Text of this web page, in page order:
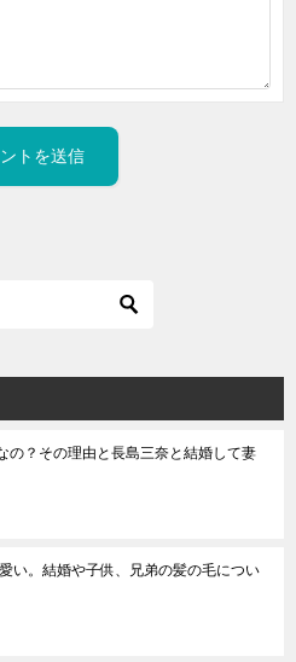
の？その理由と長島三奈と結婚して妻
い。結婚や子供、兄弟の髪の毛につい